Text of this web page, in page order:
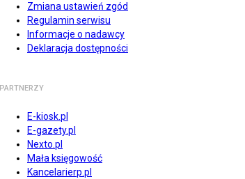
Zmiana ustawień zgód
Regulamin serwisu
Informacje o nadawcy
Deklaracja dostępności
PARTNERZY
E-kiosk.pl
E-gazety.pl
Nexto.pl
Mała księgowość
Kancelarierp.pl